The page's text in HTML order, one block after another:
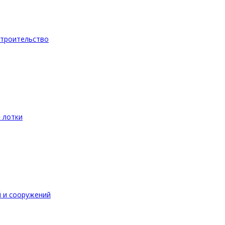
и сооружений